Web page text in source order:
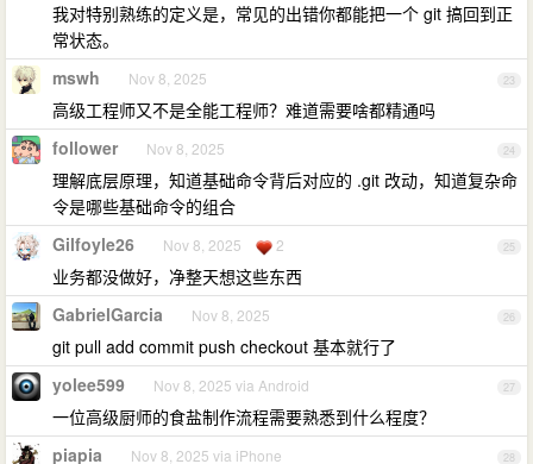
我对特别熟练的定义是，常见的出错你都能把一个 git 搞回到正
常状态。
23
mswh Nov 8, 2025
高级工程师又不是全能工程师？难道需要啥都精通吗
24
follower Nov 8, 2025
理解底层原理，知道基础命令背后对应的 .git 改动，知道复杂命
令是哪些基础命令的组合
25
Gilfoyle26 Nov 8, 2025 2
业务都没做好，净整天想这些东西
26
GabrielGarcia Nov 8, 2025
git pull add commit push checkout 基本就行了
27
yolee599 Nov 8, 2025 via Android
一位高级厨师的食盐制作流程需要熟悉到什么程度？
28
piapia Nov 8, 2025 via iPhone